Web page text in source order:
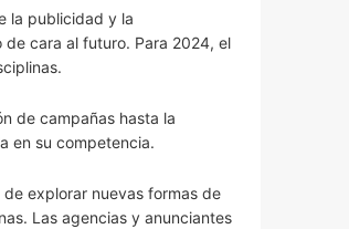
la publicidad y la
cara al futuro. Para 2024, el
de campañas hasta la
en su competencia.
explorar nuevas formas de
Las agencias y anunciantes